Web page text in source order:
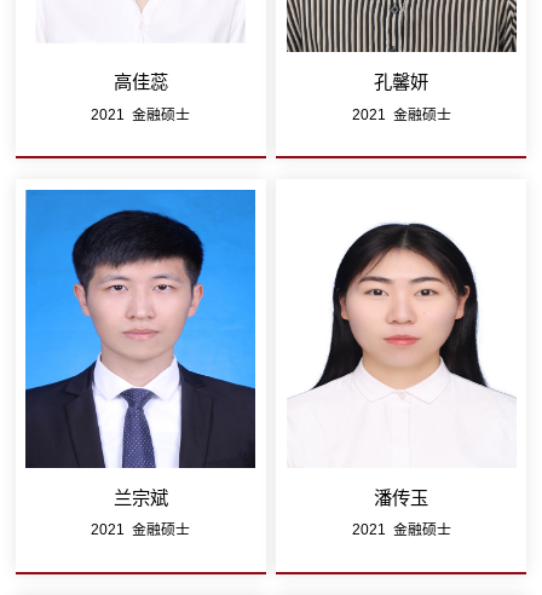
高佳蕊
2021 金融硕士
孔馨妍
2021 金融硕士
兰宗斌
2021 金融硕士
潘传玉
2021 金融硕士